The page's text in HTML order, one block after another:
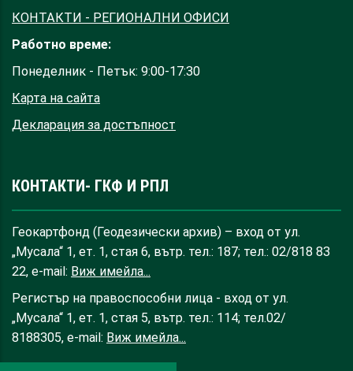
КОНТАКТИ - РЕГИОНАЛНИ ОФИСИ
Работно време:
Понеделник - Петък: 9:00-17:30
Карта на сайта
Декларация за достъпност
КОНТАКТИ- ГКФ И РПЛ
Геокартфонд (Геодезически архив) – вход от ул.
„Мусала“ 1, ет. 1, стая 6, вътр. тел.: 187; тел.: 02/818 83
22, e-mail: Виж имейла...
Регистър на правоспособни лица - вход от ул.
„Мусала“ 1, ет. 1, стая 5, вътр. тел.: 114; тел.02/
8188305, e-mail: Виж имейла...